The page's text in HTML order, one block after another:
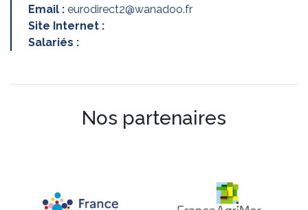
Email : eurodirect2@wanadoo.fr
Site Internet :
Salariés :
Nos partenaires